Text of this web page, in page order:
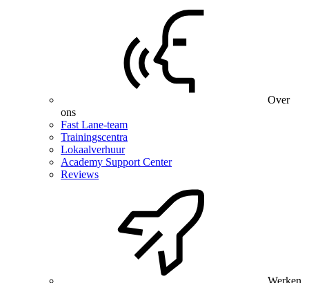
Over
ons
Fast Lane-team
Trainingscentra
Lokaalverhuur
Academy Support Center
Reviews
Werken